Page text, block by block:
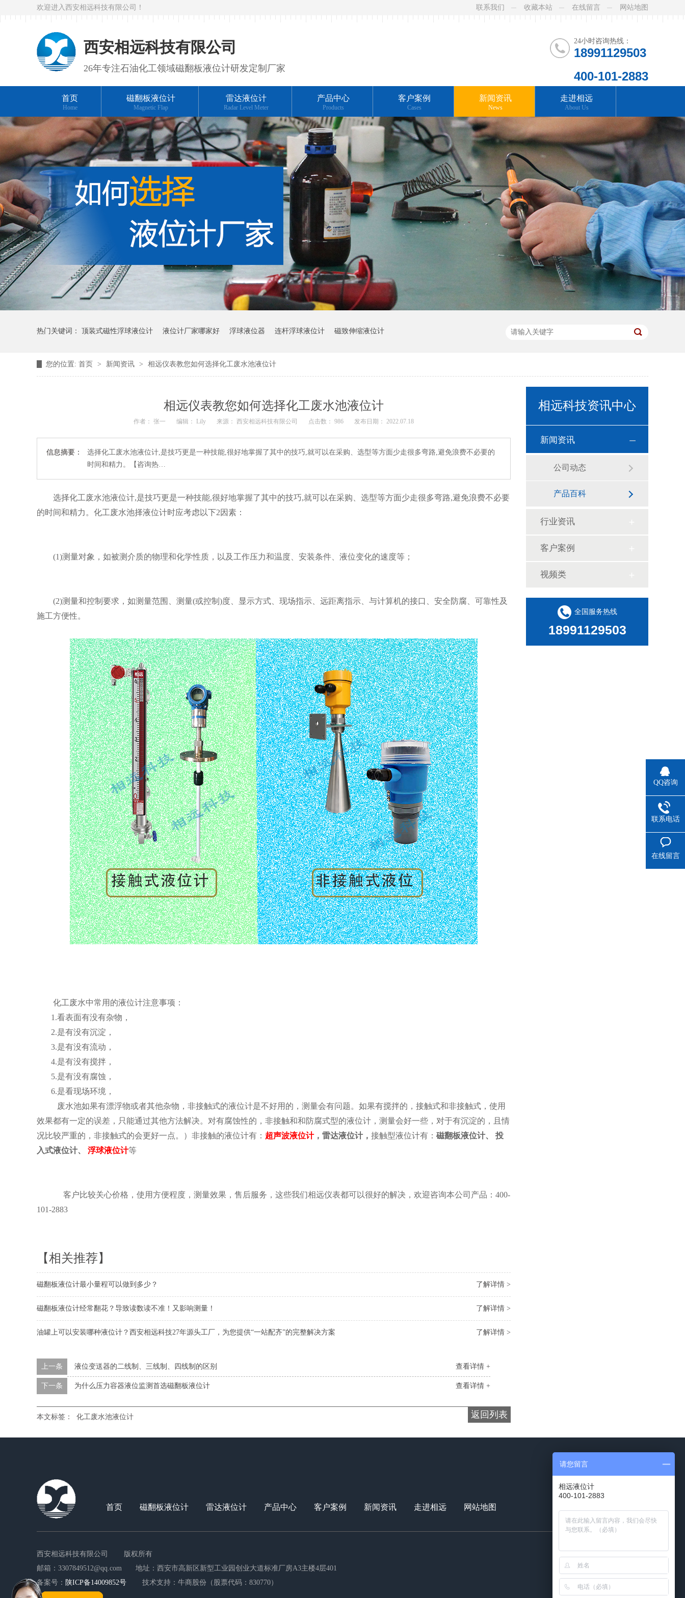
联系我们 收藏本站 在线留言 网站地图
欢迎进入西安相远科技有限公司！
24小时咨询热线：
18991129503
400-101-2883
西安相远科技有限公司
26年专注石油化工领域磁翻板液位计研发定制厂家
首页
Home
磁翻板液位计
Magnetic Flap
雷达液位计
Radar Level Meter
产品中心
Products
客户案例
Cases
新闻资讯
News
走进相远
About Us
热门关键词： 顶装式磁性浮球液位计 液位计厂家哪家好 浮球液位器 连杆浮球液位计 磁致伸缩液位计
您的位置: 首页 > 新闻资讯 > 相远仪表教您如何选择化工废水池液位计
相远仪表教您如何选择化工废水池液位计
作者： 张一 编辑： Lily 来源： 西安相远科技有限公司 点击数： 986 发布日期： 2022.07.18
信息摘要：
选择化工废水池液位计,是技巧更是一种技能,很好地掌握了其中的技巧,就可以在采购、选型等方面少走很多弯路,避免浪费不必要的
时间和精力。【咨询热…
选择化工废水池液位计,是技巧更是一种技能,很好地掌握了其中的技巧,就可以在采购、选型等方面少走很多弯路,避免浪费不必要
的时间和精力。 化工废水池择液位计时应考虑以下2因素：
(1)测量对象，如被测介质的物理和化学性质，以及工作压力和温度、安装条件、液位变化的速度等；
(2)测量和控制要求，如测量范围、测量(或控制)度、显示方式、现场指示、远距离指示、与计算机的接口、安全防腐、可靠性及
施工方便性。
化工废水中常用的液位计注意事项：
1.看表面有没有杂物，
2.是有没有沉淀，
3.是有没有流动，
4.是有没有搅拌，
5.是有没有腐蚀，
6.是看现场环境，
废水池如果有漂浮物或者其他杂物，非接触式的液位计是不好用的，测量会有问题。如果有搅拌的，接触式和非接触式，使用
效果都有一定的误差，只能通过其他方法解决。对有腐蚀性的，非接触和和防腐式型的液位计，测量会好一些，对于有沉淀的，且情
况比较严重的，非接触式的会更好一点。）非接触的液位计有： 超声波液位计，雷达液位计， 接触型液位计有： 磁翻板液位计、 投
入式液位计、 浮球液位计等
客户比较关心价格，使用方便程度，测量效果，售后服务，这些我们相远仪表都可以很好的解决，欢迎咨询本公司产品：400-
101-2883
【相关推荐】
了解详情 >
磁翻板液位计最小量程可以做到多少？
了解详情 >
磁翻板液位计经常翻花？导致读数读不准！又影响测量！
了解详情 >
油罐上可以安装哪种液位计？西安相远科技27年源头工厂，为您提供“一站配齐”的完整解决方案
查看详情 +
上一条 液位变送器的二线制、三线制、四线制的区别
查看详情 +
下一条 为什么压力容器液位监测首选磁翻板液位计
返回列表
本文标签： 化工废水池液位计
相远科技资讯中心
新闻资讯
公司动态
产品百科
行业资讯
客户案例
视频类
全国服务热线
18991129503
首页 磁翻板液位计 雷达液位计 产品中心 客户案例 新闻资讯 走进相远 网站地图
百度统计
西安相远科技有限公司
版权所有
邮箱：3307849512@qq.com
地址：西安市高新区新型工业园创业大道标准厂房A3主楼4层401
备案号： 陕ICP备14009852号 技术支持：牛商股份（股票代码：830770）
QQ咨询
联系电话
在线留言
请您留言
相远液位计
400-101-2883